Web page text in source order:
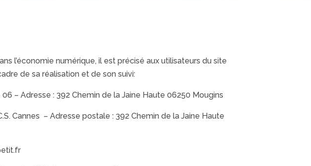
l’économie numérique, il est précisé aux utilisateurs du site
de sa réalisation et de son suivi:
06 – Adresse : 392 Chemin de la Jaine Haute 06250 Mougins
Cannes – Adresse postale : 392 Chemin de la Jaine Haute